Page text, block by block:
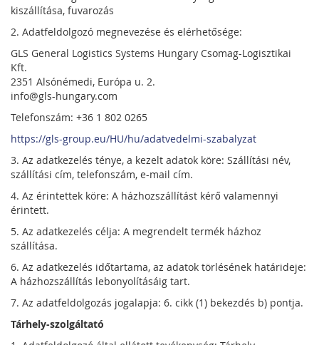
kiszállítása, fuvarozás
2. Adatfeldolgozó megnevezése és elérhetősége:
GLS General Logistics Systems Hungary Csomag-Logisztikai
Kft.
2351 Alsónémedi, Európa u. 2.
info@gls-hungary.com
Telefonszám: +36 1 802 0265
https://gls-group.eu/HU/hu/adatvedelmi-szabalyzat
3. Az adatkezelés ténye, a kezelt adatok köre: Szállítási név,
szállítási cím, telefonszám, e-mail cím.
4. Az érintettek köre: A házhozszállítást kérő valamennyi
érintett.
5. Az adatkezelés célja: A megrendelt termék házhoz
szállítása.
6. Az adatkezelés időtartama, az adatok törlésének határideje:
A házhozszállítás lebonyolításáig tart.
7. Az adatfeldolgozás jogalapja: 6. cikk (1) bekezdés b) pontja.
Tárhely-szolgáltató